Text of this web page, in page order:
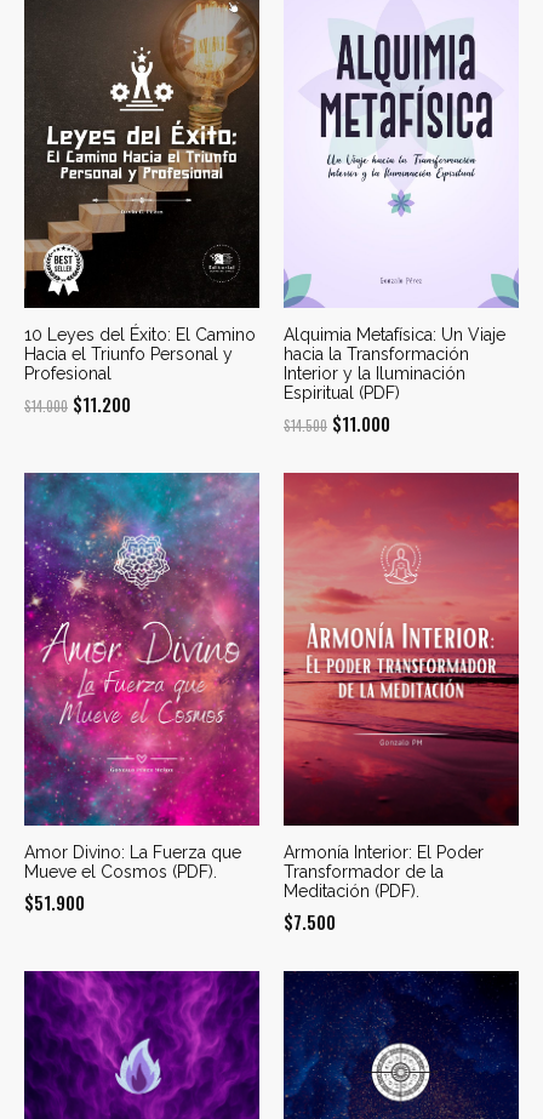
10 Leyes del Éxito: El Camino
Hacia el Triunfo Personal y
Profesional
$14.000 El
era:
$14.000.
$11.200
es:
$11.200.
Alquimia Metafísica: Un Viaje
hacia la Transformación
Interior y la Iluminación
Espiritual (PDF)
$14.500 El
original
$14.500.
$11.000
actual
$11.000.
Amor Divino: La Fuerza que
Mueve el Cosmos (PDF).
$51.900
Armonía Interior: El Poder
Transformador de la
Meditación (PDF).
$7.500